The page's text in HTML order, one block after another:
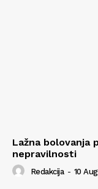
Lažna bolovanja
nepravilnosti
Redakcija - 10